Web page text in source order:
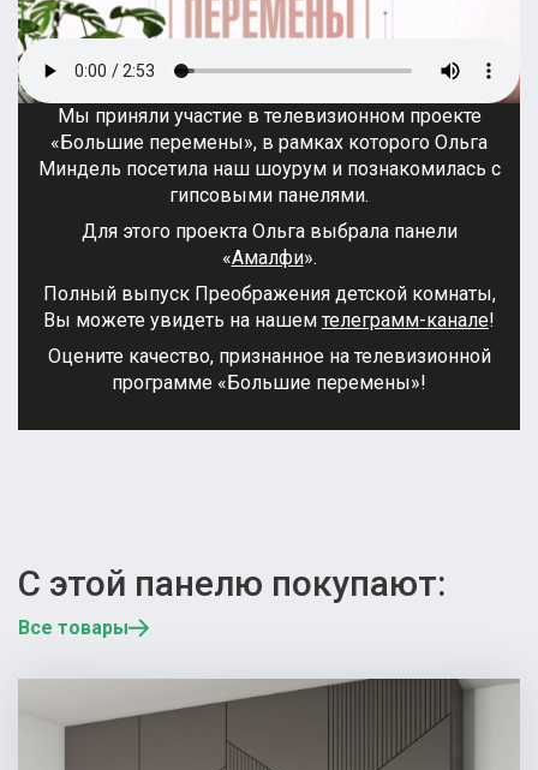
Мы приняли участие в телевизионном проекте
«Большие перемены», в рамках которого Ольга
Миндель посетила наш шоурум и познакомилась с
гипсовыми панелями.
Для этого проекта Ольга выбрала панели
«Амалфи».
Полный выпуск Преображения детской комнаты,
Вы можете увидеть на нашем телеграмм-канале!
Оцените качество, признанное на телевизионной
программе «Большие перемены»!
С этой панелю покупают:
Все товары